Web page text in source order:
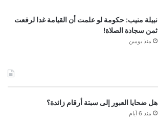
نبيلة منيب: حكومة لو علمت أن القيامة غدا لرفعت
ثمن سجادة الصلاة!
منذ يومين
هل ضحايا العبور إلى سبتة أرقام زائدة؟
منذ 6 أيام